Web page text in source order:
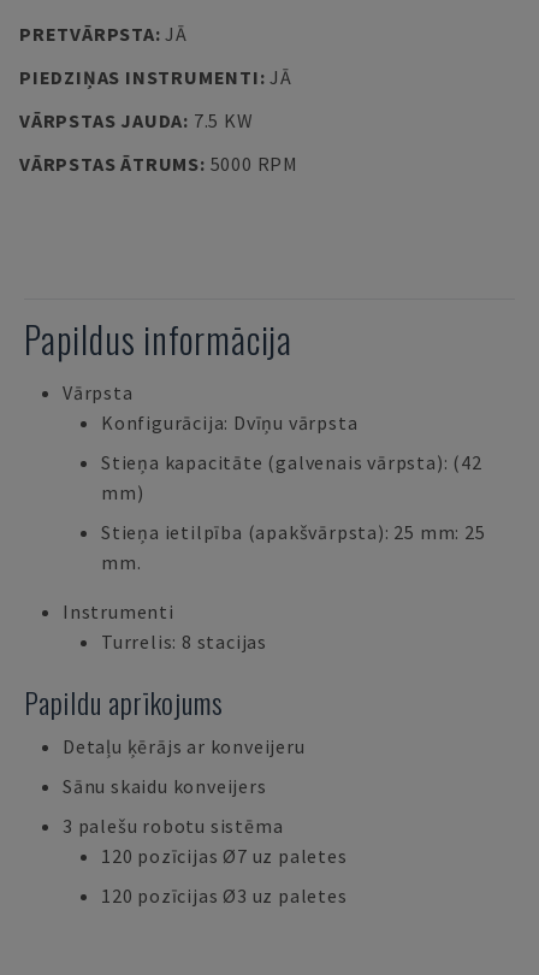
PRETVĀRPSTA:JĀ
PIEDZIŅAS INSTRUMENTI:JĀ
VĀRPSTAS JAUDA: 7.5 KW
VĀRPSTAS ĀTRUMS: 5000 RPM
Papildus informācija
Vārpsta
Konfigurācija: Dvīņu vārpsta
Stieņa kapacitāte (galvenais vārpsta): (42
mm)
Stieņa ietilpība (apakšvārpsta): 25 mm: 25
mm.
Instrumenti
Turrelis: 8 stacijas
Papildu aprīkojums
Detaļu ķērājs ar konveijeru
Sānu skaidu konveijers
3 palešu robotu sistēma
120 pozīcijas Ø7 uz paletes
120 pozīcijas Ø3 uz paletes